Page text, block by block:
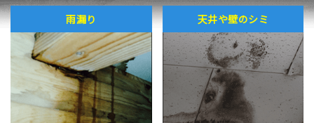
雨漏り 天井や壁のシミ